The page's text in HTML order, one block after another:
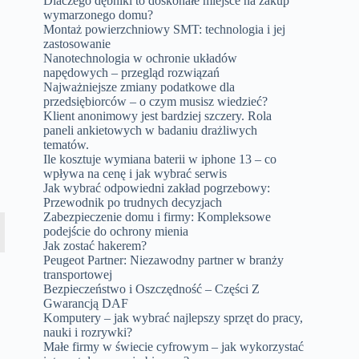
wymarzonego domu?
Montaż powierzchniowy SMT: technologia i jej
zastosowanie
Nanotechnologia w ochronie układów
napędowych – przegląd rozwiązań
Najważniejsze zmiany podatkowe dla
przedsiębiorców – o czym musisz wiedzieć?
Klient anonimowy jest bardziej szczery. Rola
paneli ankietowych w badaniu drażliwych
tematów.
Ile kosztuje wymiana baterii w iphone 13 – co
wpływa na cenę i jak wybrać serwis
Jak wybrać odpowiedni zakład pogrzebowy:
Przewodnik po trudnych decyzjach
Zabezpieczenie domu i firmy: Kompleksowe
podejście do ochrony mienia
Jak zostać hakerem?
Peugeot Partner: Niezawodny partner w branży
transportowej
Bezpieczeństwo i Oszczędność – Części Z
Gwarancją DAF
Komputery – jak wybrać najlepszy sprzęt do pracy,
nauki i rozrywki?
Małe firmy w świecie cyfrowym – jak wykorzystać